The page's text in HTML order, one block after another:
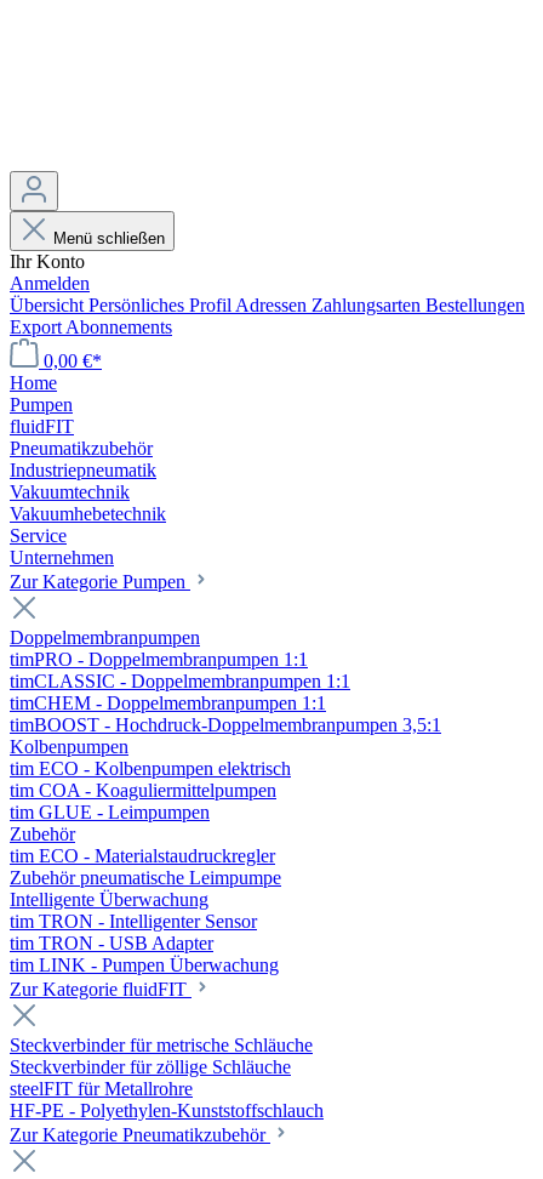
Menü schließen
Ihr Konto
Anmelden
Übersicht Persönliches Profil Adressen Zahlungsarten Bestellungen
Export Abonnements
0,00 €*
Home
Pumpen
fluidFIT
Pneumatikzubehör
Industriepneumatik
Vakuumtechnik
Vakuumhebetechnik
Service
Unternehmen
Zur Kategorie Pumpen
Doppelmembranpumpen
timPRO - Doppelmembranpumpen 1:1
timCLASSIC - Doppelmembranpumpen 1:1
timCHEM - Doppelmembranpumpen 1:1
timBOOST - Hochdruck-Doppelmembranpumpen 3,5:1
Kolbenpumpen
tim ECO - Kolbenpumpen elektrisch
tim COA - Koaguliermittelpumpen
tim GLUE - Leimpumpen
Zubehör
tim ECO - Materialstaudruckregler
Zubehör pneumatische Leimpumpe
Intelligente Überwachung
tim TRON - Intelligenter Sensor
tim TRON - USB Adapter
tim LINK - Pumpen Überwachung
Zur Kategorie fluidFIT
Steckverbinder für metrische Schläuche
Steckverbinder für zöllige Schläuche
steelFIT für Metallrohre
HF-PE - Polyethylen-Kunststoffschlauch
Zur Kategorie Pneumatikzubehör